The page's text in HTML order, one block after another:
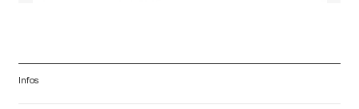
Infos